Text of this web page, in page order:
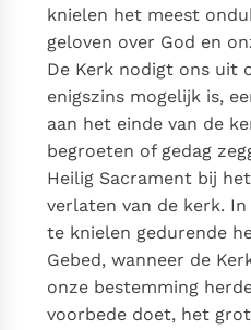
knielen het meest
geloven over God en
De Kerk nodigt ons uit
enigszins mogelijk is,
aan het einde van de
begroeten of gedag
Heilig Sacrament bij
verlaten van de kerk.
te knielen gedurende
Gebed, wanneer de
onze bestemming
voorbede doet, het